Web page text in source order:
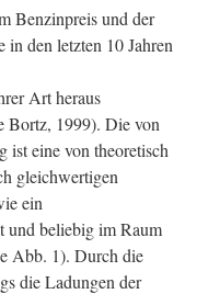
Benzinpreis und der
den letzten 10 Jahren
Art heraus
Bortz, 1999). Die von
ist eine von theoretisch
gleichwertigen
ein
und beliebig im Raum
Abb. 1). Durch die
die Ladungen der